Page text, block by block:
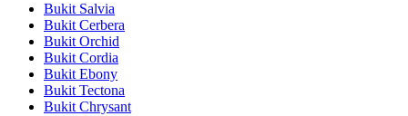
Bukit Salvia
Bukit Cerbera
Bukit Orchid
Bukit Cordia
Bukit Ebony
Bukit Tectona
Bukit Chrysant